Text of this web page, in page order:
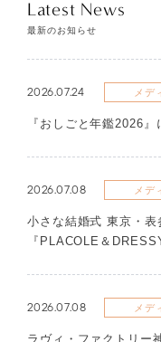
Latest News
最新のお知らせ
2026.07.24 メデ
『おしごと年鑑2026
2026.07.08 メデ
小さな結婚式 東京・
『PLACOLE＆
2026.07.08 メデ
ラヴィ・ファクトリー